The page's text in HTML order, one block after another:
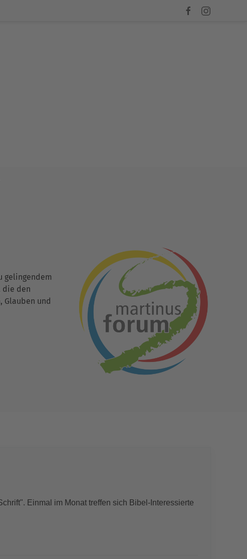
gelingendem
die den
Glauben und
Einmal im Monat treffen sich Bibel-Interessierte